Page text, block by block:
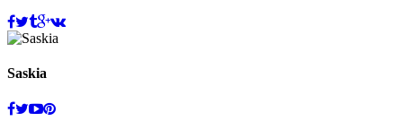
Saskia